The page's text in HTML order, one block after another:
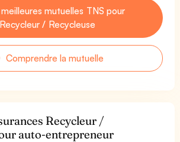
mutuelles TNS pour
Recycleur / Recycleuse
Comprendre la mutuelle
Recycleur /
auto-entrepreneur